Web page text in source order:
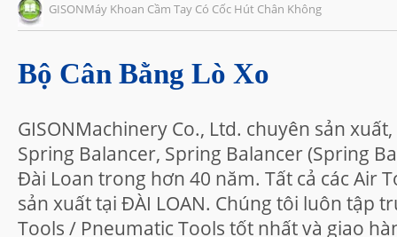
GISONMáy Khoan Cầm Tay Có Cốc Hút Chân Không
Bộ Cân Bằng Lò Xo
GISONMachinery Co., Ltd. chuyên sản
Spring Balancer, Spring Balancer (Spring
Đài Loan trong hơn 40 năm. Tất cả các Air
sản xuất tại ĐÀI LOAN. Chúng tôi luôn tập
Tools / Pneumatic Tools tốt nhất và giao